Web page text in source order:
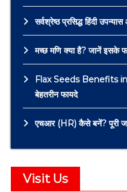
सर्वश्रेष्ठ प्रसिद्ध हिंदी
मच्छ मणि क्या है? जानें इसके
Flax Seeds Benefits
बेहतरीन फायदे
एचआर (HR) कैसे बनें? पूरी
Visit Us